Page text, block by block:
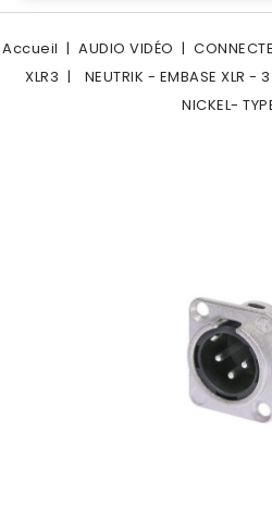
Accueil AUDIO VIDÉO
XLR3
NEUTRIK - EMBASE XLR -
NICKEL-